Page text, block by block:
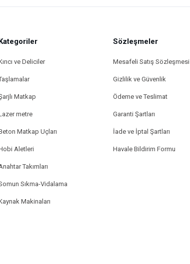
Gönder
ve Deliciler
Matkap
metre
Matkap Uçları
Aletleri
Takımları
Sıkma-Vidalama
Makinaları
Sözleşmeler
Mesafeli Satış Sözleşmesi
Gizlilik ve Güvenlik
Ödeme ve Teslimat
Garanti Şartları
İade ve İptal Şartları
Havale Bildirim Formu